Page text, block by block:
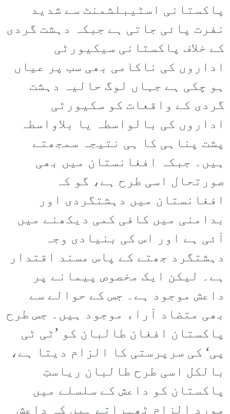
پاکستانی اسٹیبلشمنٹ سے شدید
نفرت پائی جاتی ہے جبکہ دہشت گردی
کے خلاف پاکستانی سیکیورٹی
اداروں کی ناکامی بھی سب پر عیاں
ہو چکی ہے جہاں لوگ حالیہ دہشت
گردی کے واقعات کو سکیورٹی
اداروں کی بالواسطہ یا بلاواسطہ
پشت پناہی کا ہی نتیجہ سمجھتے
ہیں۔ جبکہ افغانستان میں بھی
صورتحال اسی طرح ہے، گو کہ
افغانستان میں دہشتگردی اور
بدامنی میں کافی کمی دیکھنے میں
آئی ہے اور اس کی بنیادی وجہ
دہشتگرد جھتے کے پاس مسند اقتدار
ہے۔ لیکن ایک مخصوص پیمانے پر
داعش موجود ہے۔ جس کے حوالے سے
بھی متضاد آراء موجود ہیں۔ جس طرح
پاکستان افغان طالبان کو ’ٹی ٹی
پی‘ کی سرپرستی کا الزام دیتا ہے،
بالکل اسی طرح طالبان ریاستِ
پاکستان کو داعش کے سلسلے میں